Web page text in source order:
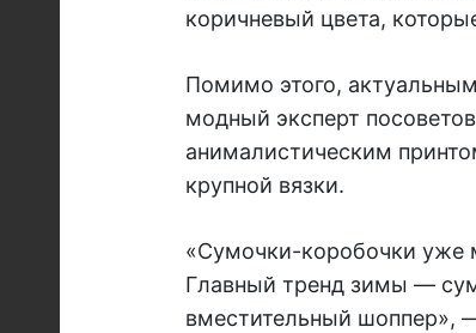
коричневый цвета,
Помимо этого,
модный эксперт
анималистическим
крупной вязки.
«Сумочки-коробочки уже
Главный тренд зимы —
вместительный шоппер»,